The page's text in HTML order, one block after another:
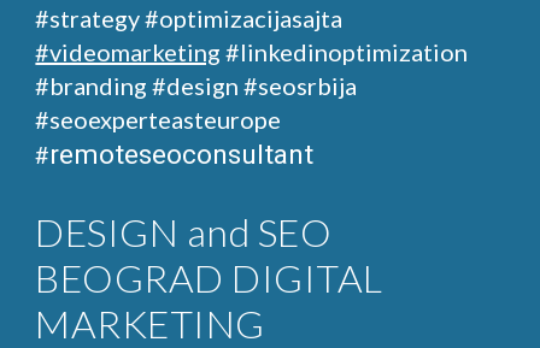
#strategy #optimizacijasajta
#videomarketing #linkedinoptimization
#branding #design#seosrbija
#seoexperteasteurope
#remoteseoconsultant
DESIGN and SEO
BEOGRAD DIGITAL
MARKETING